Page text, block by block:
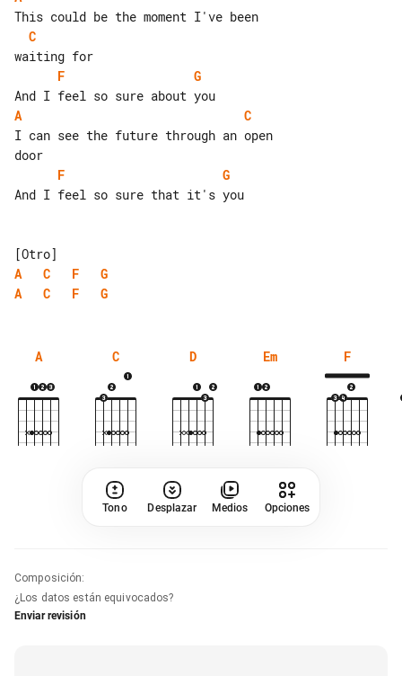
C
F
G
A
C
I can see the future through an open
F
G
And I feel so sure that it's you
A
C F
G
A
C F G
A C D Em F
Tono Desplazar Medios Opciones
Composición:
¿Los datos están equivocados?
Enviar revisión